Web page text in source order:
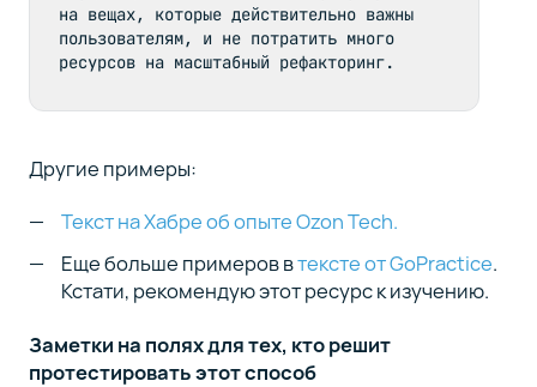
на вещах, которые действительно важны
пользователям, и не потратить много
ресурсов на масштабный рефакторинг.
Другие примеры:
Текст на Хабре об опыте Ozon Tech.
Еще больше примеров втексте от GoPractice.
Кстати, рекомендую этот ресурс к изучению.
Заметки на полях для тех, кто решит
протестировать этот способ